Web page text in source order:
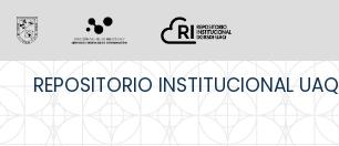
REPOSITORIO INSTITUCIONAL UAQ